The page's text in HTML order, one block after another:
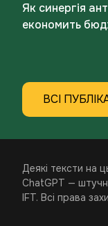
Експорт риби
обійти
ВСІ
Деякі тексти на
ChatGPT —
IFT. Всі права